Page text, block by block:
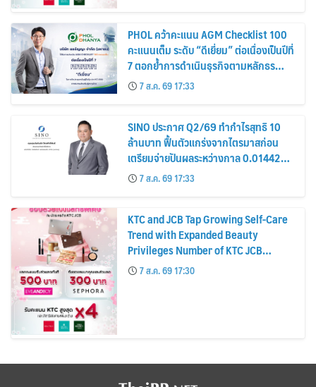
PHOL คว้าคะแนน AGM Checklist 100
คะแนนเต็ม ระดับ “ดีเยี่ยม” ต่อเนื่องเป็นปีที่
7 ตอกย้ำการดำเนินธุรกิจตามหลักธร
รมาภิบาล โปร่งใส สร้างความเชื่อมั่นผู้ถือ
หุ้น
7 ส.ค. 69 17:33
SINO ประกาศ Q2/69 ทำกำไรสุทธิ 10
ล้านบาท ฟื้นตัวแกร่งจากไตรมาสก่อน
เตรียมจ่ายปันผลระหว่างกาล 0.014423
บาทต่อหุ้น ครึ่งปีหลังมุ่งเติบโตต่อเนื่อง
7 ส.ค. 69 17:33
KTC and JCB Tap Growing Self-Care
Trend with Expanded Beauty
Privileges Number of KTC JCB
Cardmembers Spending on
Cosmetics Rises 26%
7 ส.ค. 69 17:30